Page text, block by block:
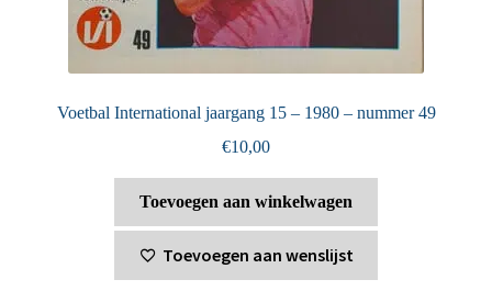
Voetbal International jaargang 15 – 1980 – nummer 49
€10,00
Toevoegen aan winkelwagen
Toevoegen aan wenslijst